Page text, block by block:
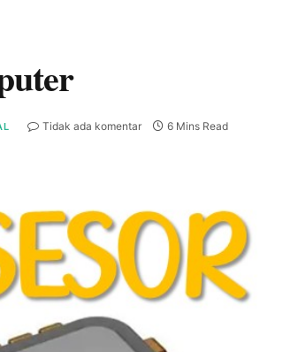
Tidak ada komentar 6 Mins Read